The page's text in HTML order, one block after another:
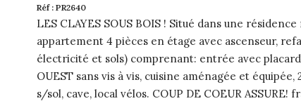
Réf : PR2640
LES CLAYES SOUS BOIS ! Situé dans une
appartement 4 pièces en étage avec ascenseur,
électricité et sols) comprenant: entrée avec
OUEST sans vis à vis, cuisine aménagée et
s/sol, cave, local vélos. COUP DE COEUR